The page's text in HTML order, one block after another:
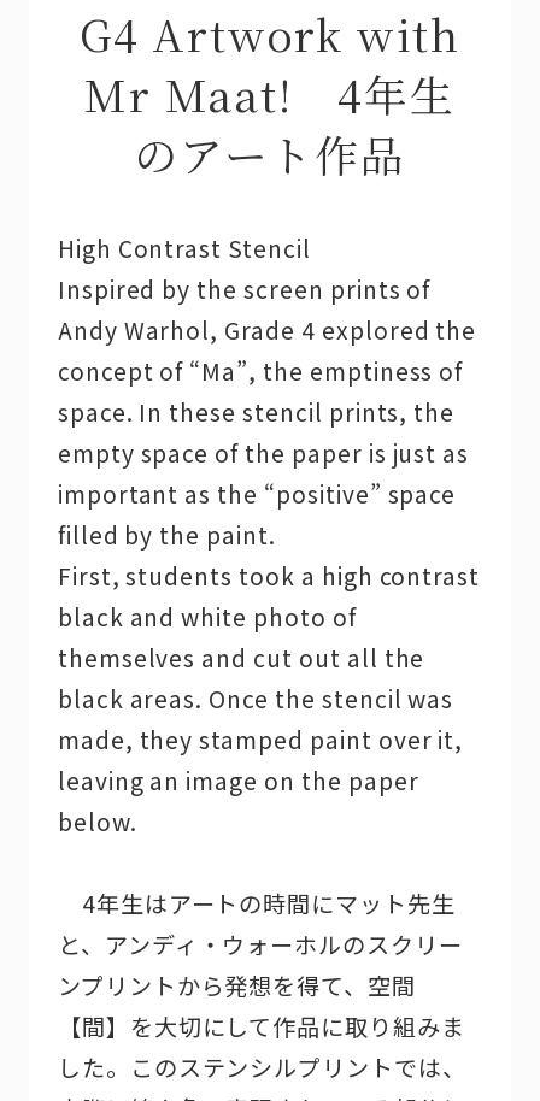
G4 Artwork with
Mr Maat! 4年生
のアート作品
High Contrast Stencil
Inspired by the screen prints of
Andy Warhol, Grade 4 explored the
concept of “Ma”, the emptiness of
space. In these stencil prints, the
empty space of the paper is just as
important as the “positive” space
filled by the paint.
First, students took a high contrast
black and white photo of
themselves and cut out all the
black areas. Once the stencil was
made, they stamped paint over it,
leaving an image on the paper
below.
4年生はアートの時間にマット先生
と、アンディ・ウォーホルのスクリー
ンプリントから発想を得て、空間
【間】を大切にして作品に取り組みま
した。このステンシルプリントでは、